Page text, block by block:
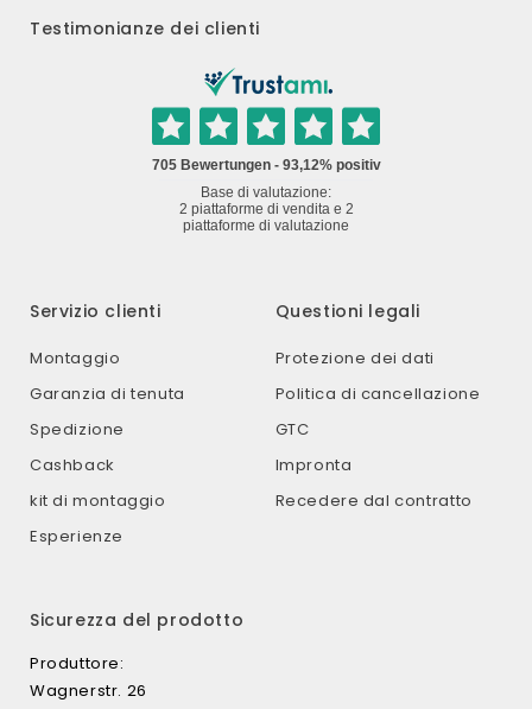
Testimonianze dei clienti
Servizio clienti
Montaggio
Garanzia di tenuta
Spedizione
Cashback
kit di montaggio
Esperienze
Questioni legali
Protezione dei dati
Politica di cancellazione
GTC
Impronta
Recedere dal contratto
Sicurezza del prodotto
Produttore:
Wagnerstr. 26